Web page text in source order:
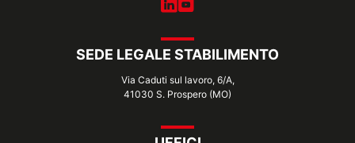
SEDE LEGALE STABILIMENTO
Via Caduti sul lavoro, 6/A,
41030 S. Prospero (MO)